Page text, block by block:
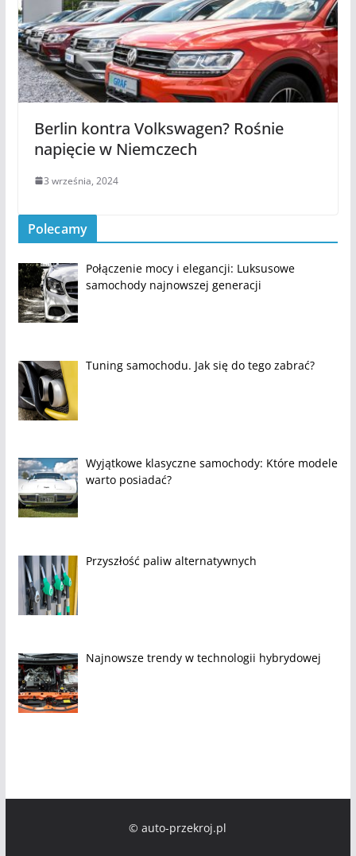
Berlin kontra Volkswagen? Rośnie
napięcie w Niemczech
3 września, 2024
Polecamy
Połączenie mocy i elegancji: Luksusowe
samochody najnowszej generacji
Tuning samochodu. Jak się do tego zabrać?
Wyjątkowe klasyczne samochody: Które modele
warto posiadać?
Przyszłość paliw alternatywnych
Najnowsze trendy w technologii hybrydowej
© auto-przekroj.pl